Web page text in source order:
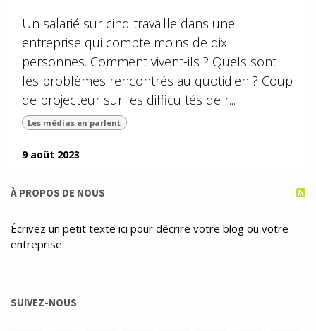
Un salarié sur cinq travaille dans une
entreprise qui compte moins de dix
personnes. Comment vivent-ils ? Quels sont
les problèmes rencontrés au quotidien ? Coup
de projecteur sur les difficultés de r...
Les médias en parlent
9 août 2023
À PROPOS DE NOUS
Écrivez un petit texte ici pour décrire votre blog ou votre
entreprise.
SUIVEZ-NOUS